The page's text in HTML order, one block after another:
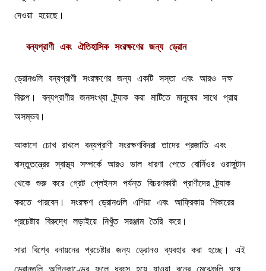
দেওয়া হয়েছে।
বন্যপ্রাণী এবং ঐতিহাসিক সংরক্ষণের জন্য ড্রোন
ড্রোনগুলি বন্যপ্রাণী সংরক্ষণের জন্য একটি সস্তা এবং আরও দক্ষ
বিকল্প। বন্যপ্রাণীর জনসংখ্যা ট্র্যাক করা মাটিতে মানুষের সাথে প্রায়
অসম্ভব।
আকাশে চোখ রাখলে বন্যপ্রাণী সংরক্ষণবিদরা তাদের প্রজাতি এবং
বাস্তুতন্ত্রের স্বাস্থ্য সম্পর্কে আরও ভাল ধারণা পেতে বোর্নিওর ওরাঙ্গুটান
থেকে শুরু করে গ্রেট প্লেইনস পর্যন্ত বিচরণকারী প্রাণীদের ট্র্যাক
করতে পারবেন। সংরক্ষণ ড্রোনগুলি এশিয়া এবং আফ্রিকায় শিকারের
প্রচেষ্টার বিরুদ্ধে লড়াইয়ে নিখুঁত সরঞ্জাম তৈরি করে।
সারা বিশ্বে বনায়নের প্রচেষ্টার জন্য ড্রোনও ব্যবহার করা হচ্ছে। এই